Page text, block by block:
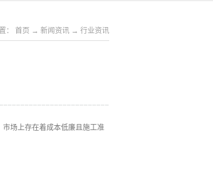
： 首页 → 新闻资讯 → 行业资讯
场上存在着成本低廉且施工准